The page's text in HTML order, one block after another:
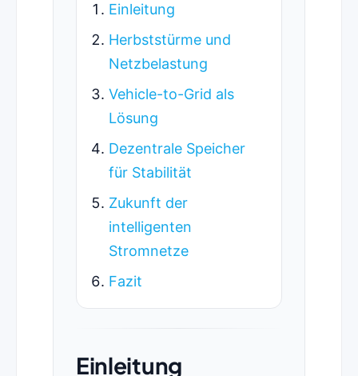
Einleitung
Herbststürme und
Netzbelastung
Vehicle-to-Grid als
Lösung
Dezentrale Speicher
für Stabilität
Zukunft der
intelligenten
Stromnetze
Fazit
Einleitung